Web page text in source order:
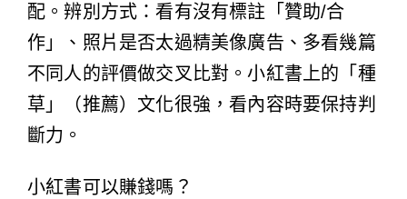
配。辨別方式：看有沒有標註「贊助/合
作」、照片是否太過精美像廣告、多看幾篇
不同人的評價做交叉比對。小紅書上的「種
草」（推薦）文化很強，看內容時要保持判
斷力。
小紅書可以賺錢嗎？